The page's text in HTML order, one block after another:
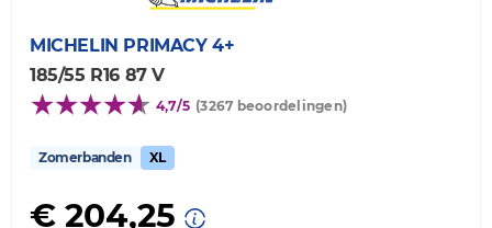
MICHELIN PRIMACY 4+
185/55 R16 87 V
4,7/5 (3267 beoordelingen)
Zomerbanden XL
€ 204,25